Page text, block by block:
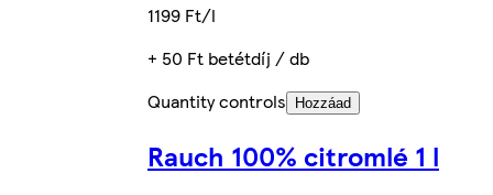
1199 Ft/l
+ 50 Ft betétdíj / db
Quantity controls
Hozzáad
Rauch 100% citromlé 1 l